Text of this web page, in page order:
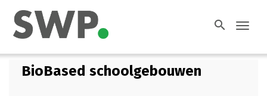
search
BioBased schoolgebouwen